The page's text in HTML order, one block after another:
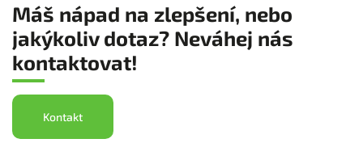
Máš nápad na zlepšení, nebo
jakýkoliv dotaz? Neváhej nás
kontaktovat!
Kontakt